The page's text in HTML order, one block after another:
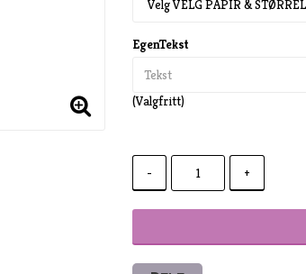
EgenTekst
(Valgfritt)
- +